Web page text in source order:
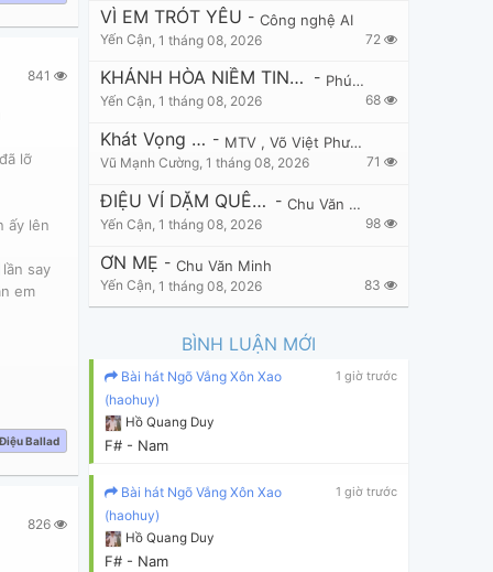
841
lỡ
ấy lên
]lần say
em
Điệu Ballad
826
VÌ EM TRÓT YÊU - Công nghệ AI
Yến Cận 1 tháng 08, 2026 72
KHÁNH HÒA NIỀM TIN TỎA SÁNG - Phúc Bá
Yến Cận, 1 tháng 08, 2026 68
Khát Vọng 20 - MTV , Võ Việt Phương
Vũ Mạnh Cường 1 tháng 08, 2026 71
ĐIỆU VÍ DẶM QUÊ MÌNH - Chu Văn Minh
Yến Cận 1 tháng 08, 2026 98
ƠN MẸ - Chu Văn Minh
Yến Cận 1 tháng 08, 2026 83
BÌNH LUẬN MỚI
1 giờ trước
Bài hát Ngõ Vắng Xôn Xao
(haohuy)
Hồ Quang Duy
F# - Nam
1 giờ trước
Bài hát Ngõ Vắng Xôn Xao
(haohuy)
Hồ Quang Duy
F# - Nam